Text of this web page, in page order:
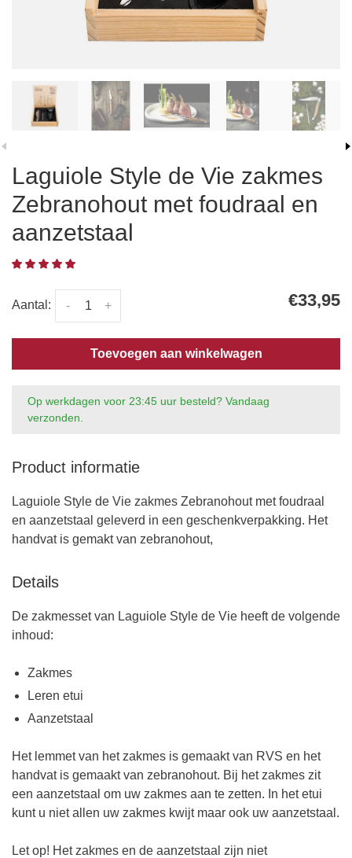
Laguiole Style de Vie zakmes
Zebranohout met foudraal en
aanzetstaal
Aantal: +
- €33,95
Toevoegen aan winkelwagen
Op werkdagen voor 23:45 uur besteld? Vandaag
verzonden.
Product informatie
Laguiole Style de Vie zakmes Zebranohout met foudraal
en aanzetstaal geleverd in een geschenkverpakking. Het
handvat is gemakt van zebranohout,
Details
De zakmesset van Laguiole Style de Vie heeft de volgende
inhoud:
Zakmes
Leren etui
Aanzetstaal
Het lemmet van het zakmes is gemaakt van RVS en het
handvat is gemaakt van zebranohout. Bij het zakmes zit
een aanzetstaal om uw zakmes aan te zetten. In het etui
kunt u niet allen uw zakmes kwijt maar ook uw aanzetstaal.
Let op! Het zakmes en de aanzetstaal zijn niet